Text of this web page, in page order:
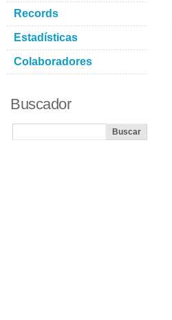
Records
Estadísticas
Colaboradores
Buscador